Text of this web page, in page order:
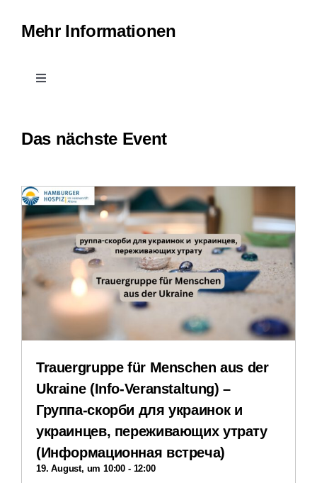
Mehr Informationen
Toggle
Erfahrungsberichte
Downloads
Das nächste Event
Trauergruppe für Menschen aus der
Ukraine (Info-Veranstaltung) –
Группа-скорби для украинок и
украинцев, переживающих утрату
(Информационная встреча)
19. August, um 10:00 - 12:00